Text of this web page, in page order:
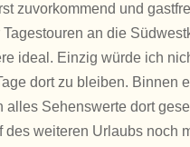
zuvorkommend und
an die
ideal. Einzig würde ich
dort zu bleiben. Binnen
alles Sehenswerte dort
des weiteren Urlaubs noch